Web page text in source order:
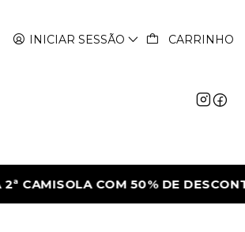
INICIAR SESSÃO CARRINHO
LEVA A 2ª CAMISOLA